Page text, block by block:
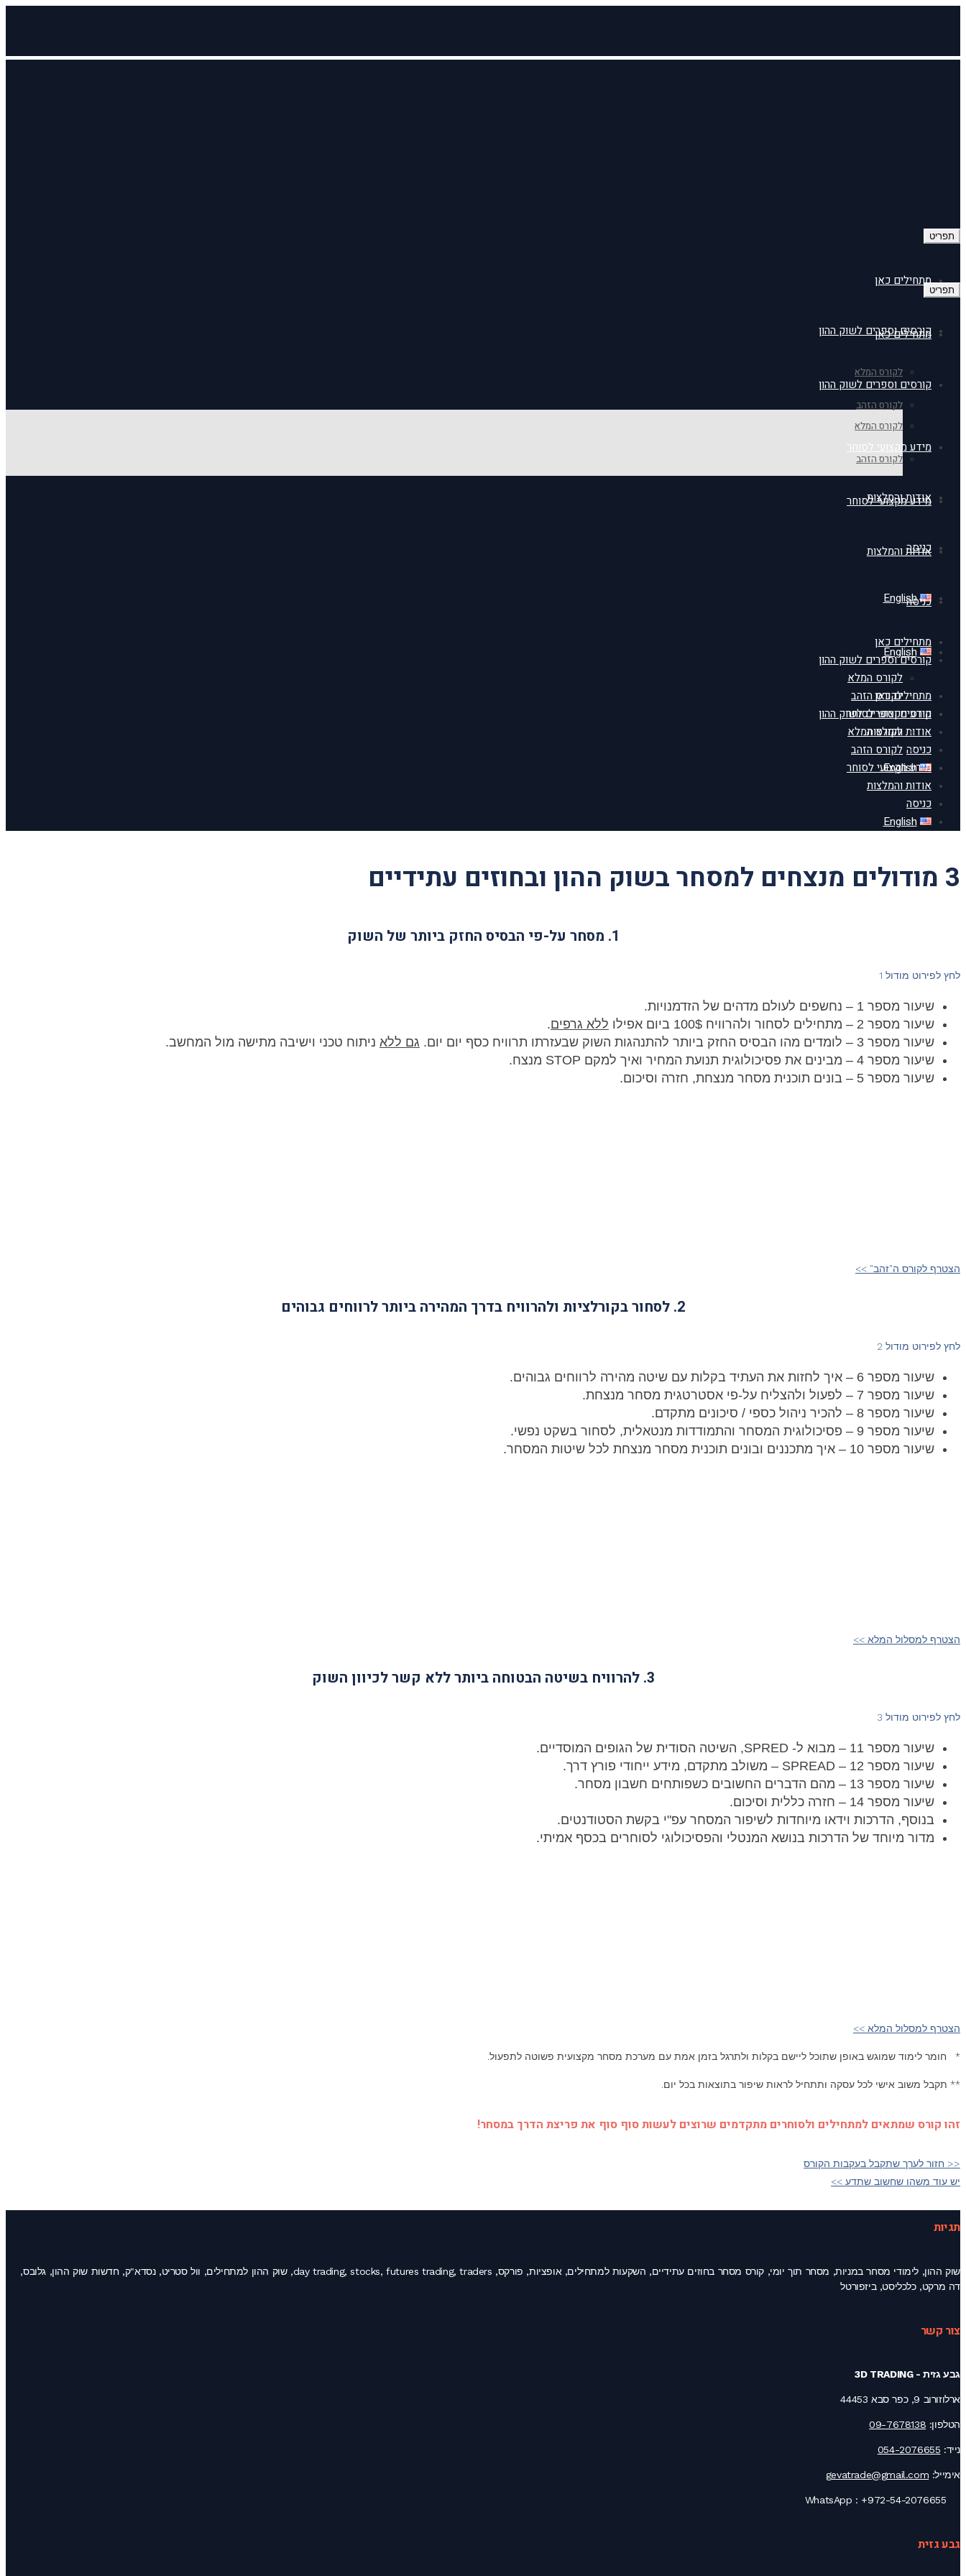
תפריט
מתחילים כאן
קורסים וספרים לשוק ההון
לקורס המלא
לקורס הזהב
מידע מקצועי לסוחר
אודות והמלצות
כניסה
English
מתחילים כאן
קורסים וספרים לשוק ההון
לקורס המלא
לקורס הזהב
מידע מקצועי לסוחר
אודות והמלצות
כניסה
English
תפריט
מתחילים כאן
קורסים וספרים לשוק ההון
לקורס המלא
לקורס הזהב
מידע מקצועי לסוחר
אודות והמלצות
כניסה
English
מתחילים כאן
קורסים וספרים לשוק ההון
לקורס המלא
לקורס הזהב
מידע מקצועי לסוחר
אודות והמלצות
כניסה
English
3 מודולים מנצחים למסחר בשוק ההון ובחוזים עתידיים
1. מסחר על-פי הבסיס החזק ביותר של השוק
לחץ לפירוט מודול 1
שיעור מספר 1 – נחשפים לעולם מדהים של הזדמנויות.
שיעור מספר 2 – מתחילים לסחור ולהרוויח 100$ ביום אפילו
ללא גרפים.
שיעור מספר 3 – לומדים מהו הבסיס החזק ביותר להתנהגות השוק שבעזרתו תרוויח כסף יום יום.
גם ללא ניתוח טכני וישיבה מתישה מול המחשב.
שיעור מספר 4 – מבינים את פסיכולוגית תנועת המחיר ואיך למקם STOP מנצח.
שיעור מספר 5 – בונים תוכנית מסחר מנצחת, חזרה וסיכום.
הצטרף לקורס ה"זהב" >>
2. לסחור בקורלציות ולהרוויח בדרך המהירה ביותר לרווחים גבוהים
לחץ לפירוט מודול 2
שיעור מספר 6 – איך לחזות את העתיד בקלות עם שיטה מהירה לרווחים גבוהים.
שיעור מספר 7 – לפעול ולהצליח על-פי אסטרטגית מסחר מנצחת.
שיעור מספר 8 – להכיר ניהול כספי / סיכונים מתקדם.
שיעור מספר 9 – פסיכולוגית המסחר והתמודדות מנטאלית, לסחור בשקט נפשי.
שיעור מספר 10 – איך מתכננים ובונים תוכנית מסחר מנצחת לכל שיטות המסחר.
הצטרף למסלול המלא >>
3. להרוויח בשיטה הבטוחה ביותר ללא קשר לכיוון השוק
לחץ לפירוט מודול 3
שיעור מספר 11 – מבוא ל- SPRED, השיטה הסודית של הגופים המוסדיים.
שיעור מספר 12 – SPREAD –
משולב מתקדם, מידע ייחודי פורץ דרך.
שיעור מספר 13 – מהם הדברים החשובים כשפותחים חשבון מסחר.
שיעור מספר 14 – חזרה כללית וסיכום.
בנוסף, הדרכות וידאו מיוחדות לשיפור המסחר עפ"י בקשת הסטודנטים.
מדור מיוחד של הדרכות בנושא המנטלי והפסיכולוגי לסוחרים בכסף אמיתי.
הצטרף למסלול המלא >>
* חומר לימוד שמוגש באופן שתוכל ליישם בקלות ולתרגל בזמן אמת עם מערכת מסחר מקצועית פשוטה לתפעול.
** תקבל משוב אישי לכל עסקה ותתחיל לראות שיפור בתוצאות בכל יום.
זהו קורס שמתאים למתחילים ולסוחרים מתקדמים שרוצים לעשות סוף סוף את פריצת הדרך במסחר!
<< חזור לערך שתקבל בעקבות הקורס
יש עוד משהו שחשוב שתדע >>
תגיות
שוק ההון, לימודי מסחר במניות, מסחר תוך יומי, קורס מסחר בחוזים עתידיים, השקעות למתחילים, אופציות, פורקס, day trading, stocks, futures trading, traders, שוק ההון למתחילים, וול סטריט, נסדא"ק, חדשות שוק ההון, גלובס,
דה מרקט, כלכליסט, ביזפורטל
צור קשר
גבע גזית - 3D TRADING
ארלוזורוב 9, כפר סבא 44453
הטלפון: 09-7678138
נייד: 054-2076655
אימייל: gevatrade@gmail.com
+972-54-2076655
גבע גזית